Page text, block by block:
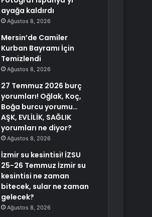
ayağa kaldırdı
Ağustos 8, 2026
Mersin’de Camiler
Kurban Bayramı İçin
Temizlendi
Ağustos 8, 2026
27 Temmuz 2026 burç
yorumları! Oğlak, Koç,
Boğa burcu yorumu…
AŞK, EVLİLİK, SAĞLIK
yorumları ne diyor?
Ağustos 8, 2026
İzmir su kesintisi! İZSU
25-26 Temmuz İzmir su
kesintisi ne zaman
bitecek, sular ne zaman
gelecek?
Ağustos 8, 2026